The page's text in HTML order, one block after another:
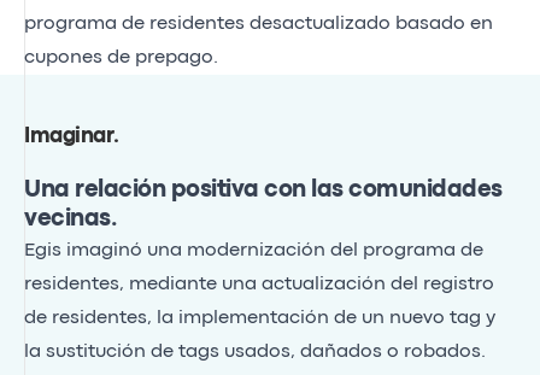
programa de residentes desactualizado basado en
cupones de prepago.
Imaginar.
Una relación positiva con las comunidades
vecinas.
Egis imaginó una modernización del programa de
residentes, mediante una actualización del registro
de residentes, la implementación de un nuevo tag y
la sustitución de tags usados, dañados o robados.